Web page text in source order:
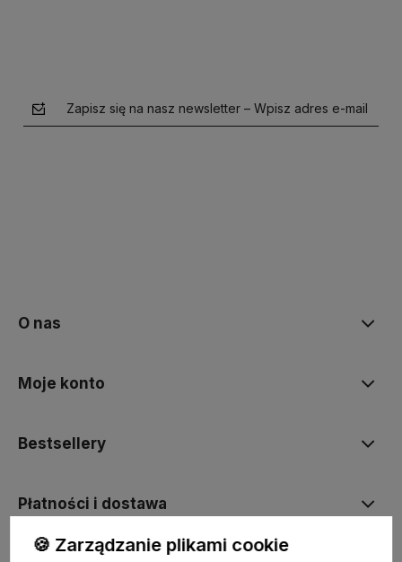
Zapisz się na nasz newsletter – Wpisz adres e-mail
O nas
Moje konto
Bestsellery
Płatności i dostawa
🍪 Zarządzanie plikami cookie